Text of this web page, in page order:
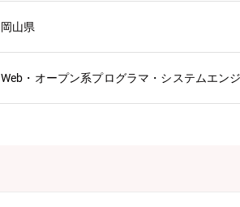
岡山県
Web・オープン系プログラマ・システムエン